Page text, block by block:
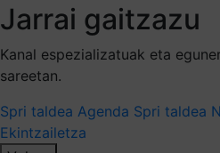
Jarrai gaitzazu
Kanal espezializatuak eta
sareetan.
Spri taldea Agenda Spri taldea
Ekintzailetza